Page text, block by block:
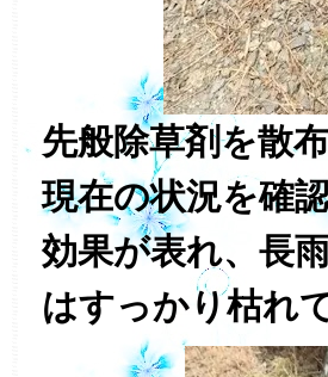
先般除草剤を散
現在の状況を確
効果が表れ、長
はすっかり枯れ